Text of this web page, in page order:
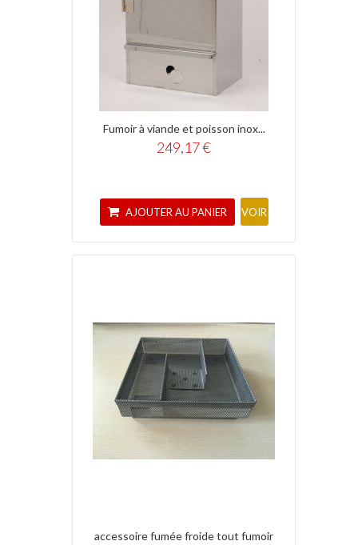
Fumoir à viande et poisson inox...
249,17 €
AJOUTER AU PANIER VOIR
accessoire fumée froide tout fumoir